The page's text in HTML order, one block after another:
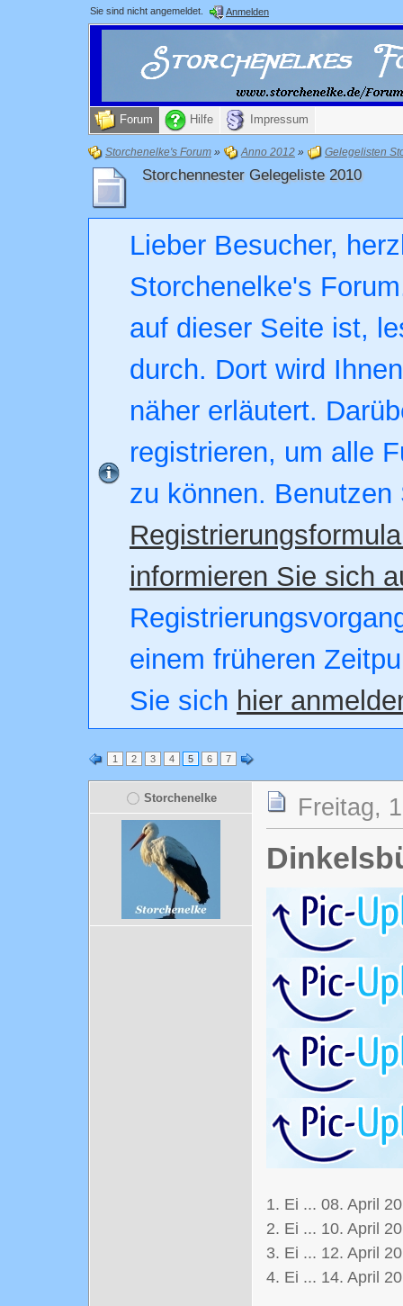
Sie sind nicht angemeldet. Anmelden
Forum Hilfe Impressum
Storchenelke's Forum » Anno 2012 » Gelegelisten
Storchennester Gelegeliste 2010
Lieber Besucher,
Storchenelke's
auf dieser Seite ist,
durch. Dort wird
näher erläutert.
registrieren, um alle
zu können. Benutzen
informieren Sie sich
einem früheren
Sie sich hier
1 2 3 4 5 6 7
Storchenelke Freitag,
1. Ei ... 08. April
2. Ei ... 10. April
3. Ei ... 12. April
4. Ei ... 14. April